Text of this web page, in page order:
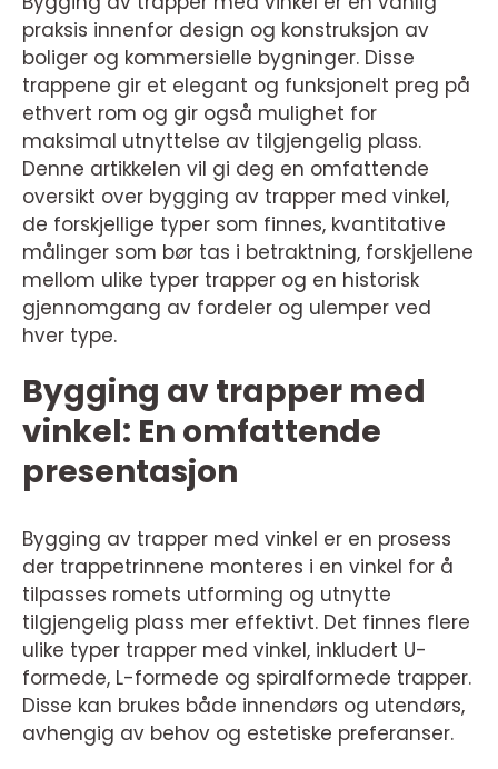
praksis innenfor design og konstruksjon av
boliger og kommersielle bygninger. Disse
trappene gir et elegant og funksjonelt preg på
ethvert rom og gir også mulighet for
maksimal utnyttelse av tilgjengelig plass.
Denne artikkelen vil gi deg en omfattende
oversikt over bygging av trapper med vinkel,
de forskjellige typer som finnes, kvantitative
målinger som bør tas i betraktning, forskjellene
mellom ulike typer trapper og en historisk
gjennomgang av fordeler og ulemper ved
hver type.
Bygging av trapper med
vinkel: En omfattende
presentasjon
Bygging av trapper med vinkel er en prosess
der trappetrinnene monteres i en vinkel for å
tilpasses romets utforming og utnytte
tilgjengelig plass mer effektivt. Det finnes flere
ulike typer trapper med vinkel, inkludert U-
formede, L-formede og spiralformede trapper.
Disse kan brukes både innendørs og utendørs,
avhengig av behov og estetiske preferanser.